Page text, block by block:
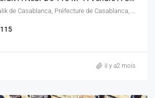
115
il y a2 mois